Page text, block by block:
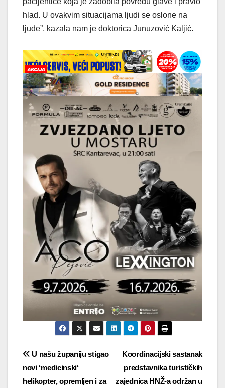
hlad. U ovakvim situacijama ljudi se oslone na
ljude”, kazala nam je doktorica Junuzović Kaljić.
Navigacija
objava
Koordinacijski sastanak
predstavnika turističkih
zajednica HNŽ-a održan u
U našu županiju stigao
novi ‘medicinski‘
helikopter, opremljen i za